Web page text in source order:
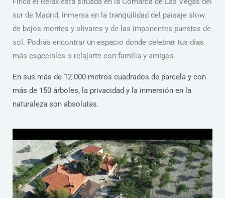
sur de Madrid, inmersa en la tranquilidad del paisaje slow
de bajos montes y olivares y de las imponentes puestas de
sol. Podrás encontrar un espacio donde celebrar tus días
más especiales o relajarte con familia y amigos.
En sus más de 12.000 metros cuadrados de parcela y con
más de 150 árboles, la privacidad y la inmersión en la
naturaleza son absolutas.